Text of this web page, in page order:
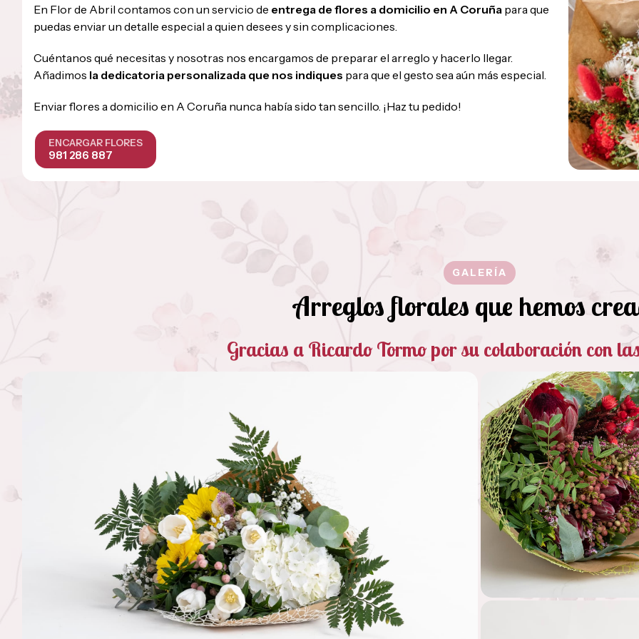
En Flor de Abril contamos con un servicio de entrega de flores a domicilio en A Coruña para que
puedas enviar un detalle especial a quien desees y sin complicaciones.
Cuéntanos qué necesitas y nosotras nos encargamos de preparar el arreglo y hacerlo llegar.
Añadimos la dedicatoria personalizada que nos indiques para que el gesto sea aún más especial.
Enviar flores a domicilio en A Coruña nunca había sido tan sencillo. ¡Haz tu pedido!
ENCARGAR FLORES
981 286 887
GALERÍA
Arreglos florales que hemos
Gracias a Ricardo Tormo por su colaboración con